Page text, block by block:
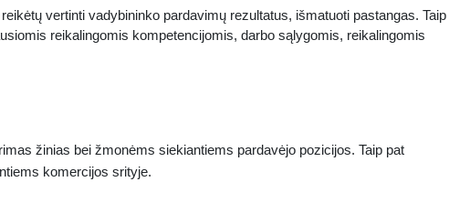
vertinti vadybininko pardavimų rezultatus, išmatuoti pastangas. Taip
reikalingomis kompetencijomis, darbo sąlygomis, reikalingomis
žinias bei žmonėms siekiantiems pardavėjo pozicijos. Taip pat
komercijos srityje.